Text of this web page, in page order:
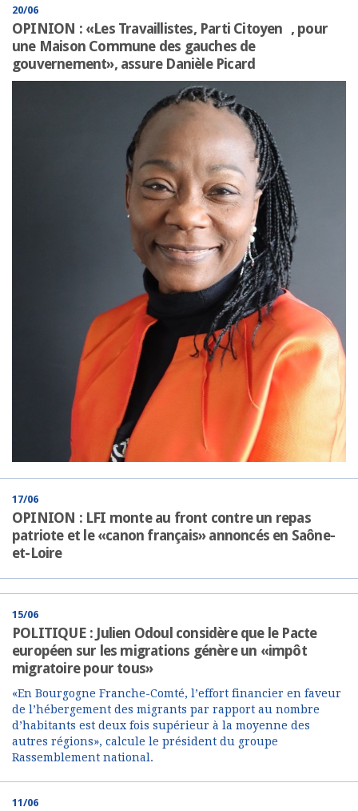
20/06
OPINION : «Les Travaillistes, Parti Citoyen , pour
une Maison Commune des gauches de
gouvernement», assure Danièle Picard
17/06
OPINION : LFI monte au front contre un repas
patriote et le «canon français» annoncés en Saône-
et-Loire
15/06
POLITIQUE : Julien Odoul considère que le Pacte
européen sur les migrations génère un «impôt
migratoire pour tous»
«En Bourgogne Franche-Comté, l’effort financier en faveur
de l’hébergement des migrants par rapport au nombre
d’habitants est deux fois supérieur à la moyenne des
autres régions», calcule le président du groupe
Rassemblement national.
11/06